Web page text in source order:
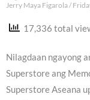
Jerry Maya Figarola
17,336 total
Nilagdaan ngayong
Superstore ang
Superstore Aseana